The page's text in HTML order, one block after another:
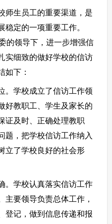
生员工的重要渠道，是
定的一项重要工作。
的领导下，进一步增强信
实细致的做好学校的信访
如下：
学校成立了信访工作领
好教职工、学生及家长的
证及时、正确处理教职
题，把学校信访工作纳入
立了学校良好的社会形
学校认真落实信访工作
主要领导负责总体工作，
登记，做到信息传递和报